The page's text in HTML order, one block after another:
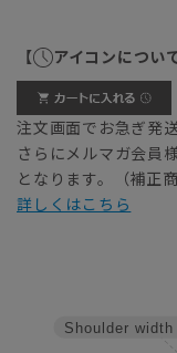
【 アイコンについて
注文画面でお急ぎ発
さらにメルマガ会員
となります。（補正
詳しくはこちら
Shoulder width